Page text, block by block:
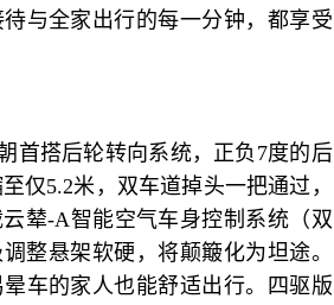
与全家出行的每一分钟，都享受
首搭后轮转向系统，正负 7度的后
仅5.2米，双车道掉头一把通过，
辇-A智能空气车身控制系统（双
整悬架软硬 ，将颠簸化为坦途。
晕车的家人也能舒适出行。四驱版